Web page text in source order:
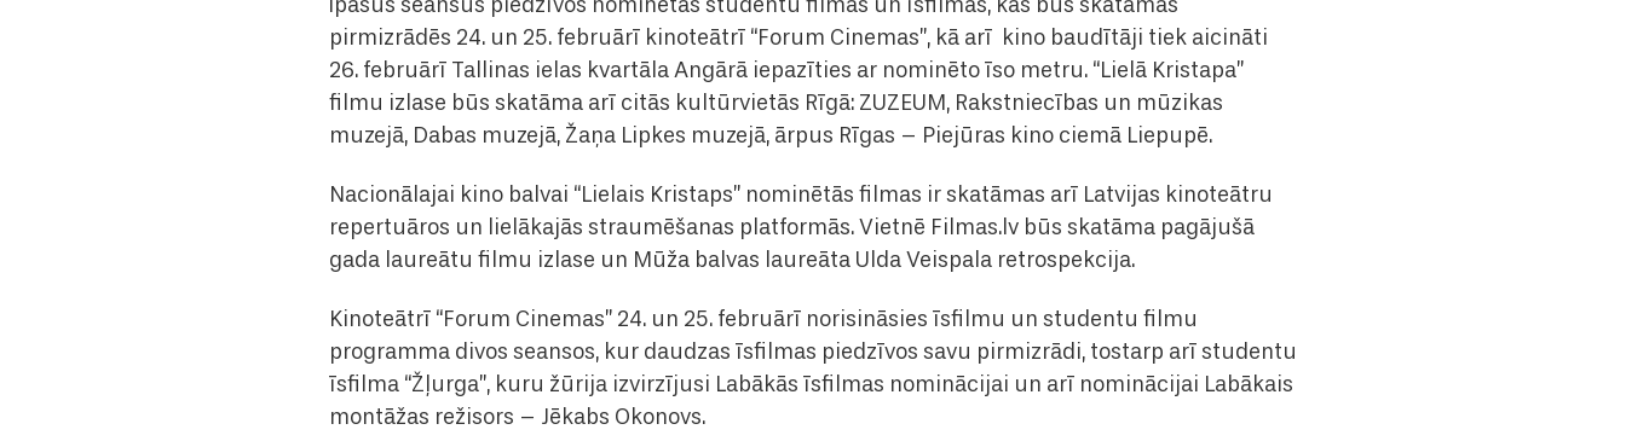
Īpašus seansus piedzīvos nominētās studentu filmas un īsfilmas, kas būs skatāmas
pirmizrādēs 24. un 25. februārī kinoteātrī “Forum Cinemas”, kā arī kino baudītāji tiek aicināti
26. februārī Tallinas ielas kvartāla Angārā iepazīties ar nominēto īso metru. “Lielā Kristapa”
filmu izlase būs skatāma arī citās kultūrvietās Rīgā: ZUZEUM, Rakstniecības un mūzikas
muzejā, Dabas muzejā, Žaņa Lipkes muzejā, ārpus Rīgas – Piejūras kino ciemā Liepupē.
Nacionālajai kino balvai “Lielais Kristaps” nominētās filmas ir skatāmas arī Latvijas kinoteātru
repertuāros un lielākajās straumēšanas platformās. Vietnē Filmas.lv būs skatāma pagājušā
gada laureātu filmu izlase un Mūža balvas laureāta Ulda Veispala retrospekcija.
Kinoteātrī “Forum Cinemas” 24. un 25. februārī norisināsies īsfilmu un studentu filmu
programma divos seansos, kur daudzas īsfilmas piedzīvos savu pirmizrādi, tostarp arī studentu
īsfilma “Žļurga”, kuru žūrija izvirzījusi Labākās īsfilmas nominācijai un arī nominācijai Labākais
montāžas režisors – Jēkabs Okonovs.